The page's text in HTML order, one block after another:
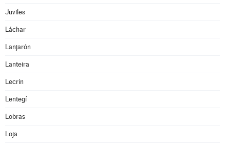
Juviles
Láchar
Lanjarón
Lanteira
Lecrín
Lentegí
Lobras
Loja